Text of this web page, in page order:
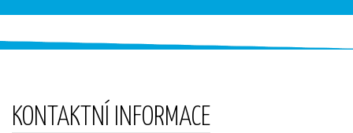
KONTAKTNÍ INFORMACE